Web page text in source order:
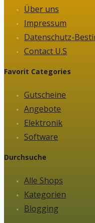
Über uns
Impressum
Datenschutz-
Contact U.S
Favorit Categories
Gutscheine
Angebote
Elektronik
Software
Durchsuche
Alle Shops
Kategorien
Blogging